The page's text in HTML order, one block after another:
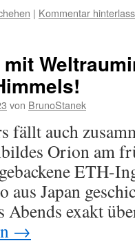
| Kommentar
von BrunoStanek
fällt auch
Orion am
ETH-
aus Japan
exakt
→